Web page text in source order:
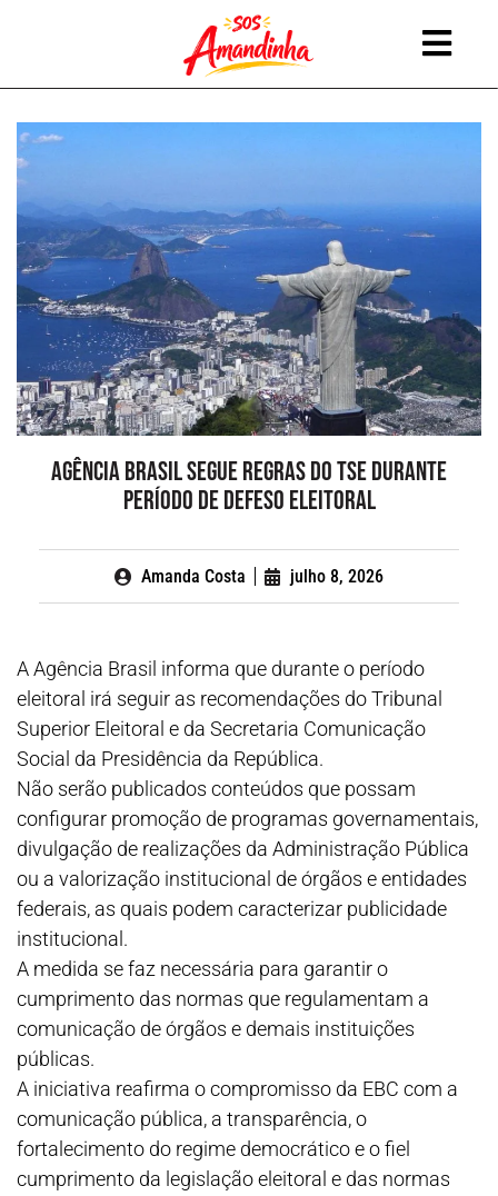
conteúdo
Agência Brasil segue regras do TSE durante
período de defeso eleitoral
Amanda Costa julho 8, 2026
A Agência Brasil informa que durante o período
eleitoral irá seguir as recomendações do Tribunal
Superior Eleitoral e da Secretaria Comunicação
Social da Presidência da República.
Não serão publicados conteúdos que possam
configurar promoção de programas governamentais,
divulgação de realizações da Administração Pública
ou a valorização institucional de órgãos e entidades
federais, as quais podem caracterizar publicidade
institucional.
A medida se faz necessária para garantir o
cumprimento das normas que regulamentam a
comunicação de órgãos e demais instituições
públicas.
A iniciativa reafirma o compromisso da EBC com a
comunicação pública, a transparência, o
fortalecimento do regime democrático e o fiel
cumprimento da legislação eleitoral e das normas